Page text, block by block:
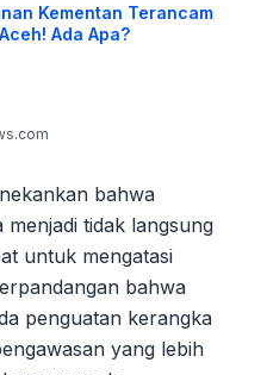
Kementan Terancam
Ada Apa?
bahwa
menjadi tidak langsung
untuk mengatasi
bahwa
penguatan kerangka
yang lebih